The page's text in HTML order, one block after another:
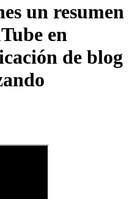
un resumen
en
de blog